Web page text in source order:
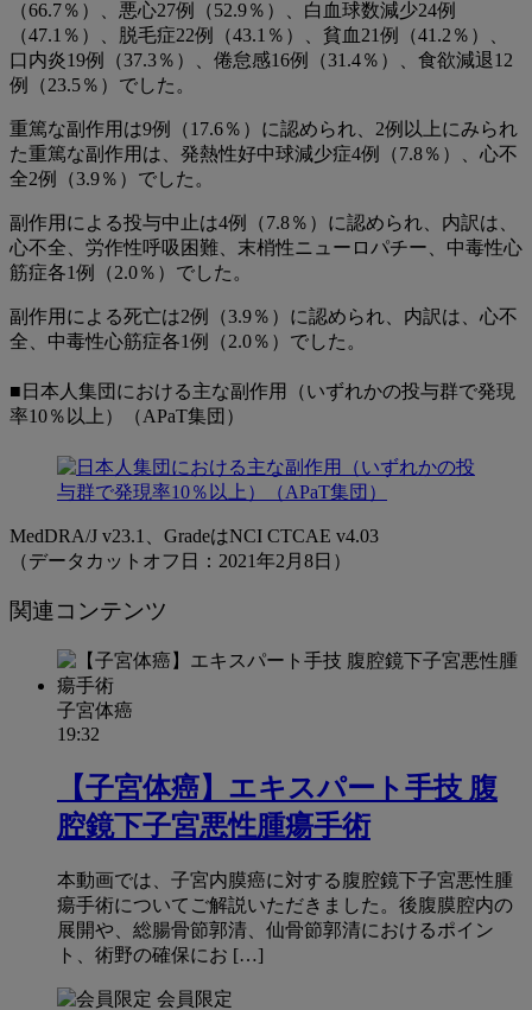
（66.7％）、悪心27例（52.9％）、白血球数減少24例
（47.1％）、脱毛症22例（43.1％）、貧血21例（41.2％）、
口内炎19例（37.3％）、倦怠感16例（31.4％）、食欲減退12
例（23.5％）でした。
重篤な副作用は9例（17.6％）に認められ、2例以上にみられ
た重篤な副作用は、発熱性好中球減少症4例（7.8％）、心不
全2例（3.9％）でした。
副作用による投与中止は4例（7.8％）に認められ、内訳は、
心不全、労作性呼吸困難、末梢性ニューロパチー、中毒性心
筋症各1例（2.0％）でした。
副作用による死亡は2例（3.9％）に認められ、内訳は、心不
全、中毒性心筋症各1例（2.0％）でした。
■日本人集団における主な副作用（いずれかの投与群で発現
率10％以上）（APaT集団）
MedDRA/J v23.1、GradeはNCI CTCAE v4.03
（データカットオフ日：2021年2月8日）
関連コンテンツ
子宮体癌
19:32
【子宮体癌】エキスパート手技 腹
腔鏡下子宮悪性腫瘍手術
本動画では、子宮内膜癌に対する腹腔鏡下子宮悪性腫
瘍手術についてご解説いただきました。後腹膜腔内の
展開や、総腸骨節郭清、仙骨節郭清におけるポイン
ト、術野の確保にお […]
会員限定